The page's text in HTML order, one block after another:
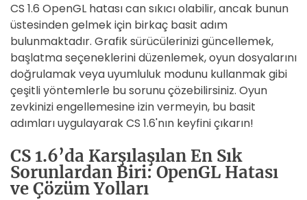
CS 1.6 OpenGL hatası can sıkıcı olabilir, ancak bunun
üstesinden gelmek için birkaç basit adım
bulunmaktadır. Grafik sürücülerinizi güncellemek,
başlatma seçeneklerini düzenlemek, oyun dosyalarını
doğrulamak veya uyumluluk modunu kullanmak gibi
çeşitli yöntemlerle bu sorunu çözebilirsiniz. Oyun
zevkinizi engellemesine izin vermeyin, bu basit
adımları uygulayarak CS 1.6'nın keyfini çıkarın!
CS 1.6’da Karşılaşılan En Sık
Sorunlardan Biri: OpenGL Hatası
ve Çözüm Yolları